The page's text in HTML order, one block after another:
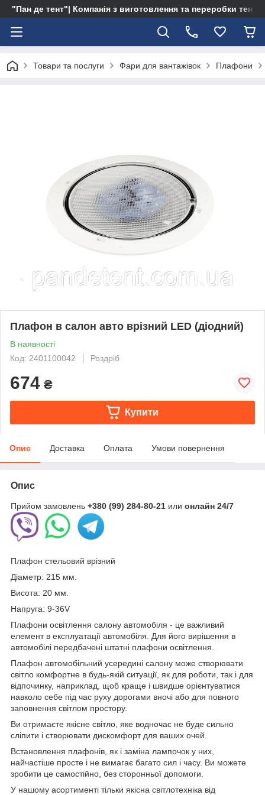
"Пан де тент"| Компанія з виготовлення та переробки тентів
Товари та послуги Фари для вантажівок Плафони
Плафон в салон авто врізний LED (діодний)
В наявності
Код: 2401100042
Роздріб
674 ₴
Купити
Опис Доставка Оплата Умови повернення
Опис
Прийом замовлень +380 (99) 284-80-21 или онлайн 24/7
Плафон стельовий врізний
Діаметр: 215 мм.
Висота: 20 мм.
Напруга: 9-36V
Плафони освітлення салону автомобіля - це важливий
елемент в експлуатації автомобіля. Для його вирішення в
автомобілі передбачені штатні плафони освітлення.
Плафон автомобільний усередині салону може створювати
світло комфортне в будь-якій ситуації, як для роботи, так і для
відпочинку, наприклад, щоб краще і швидше орієнтуватися
навколо себе під час руху дорогами вночі або для повного
заповнення світлом простору.
Ви отримаєте якісне світло, яке водночас не буде сильно
сліпити і створювати дискомфорт для ваших очей.
Встановлення плафонів, як і заміна лампочок у них,
найчастіше просте і не вимагає багато сил і часу. Ви можете
зробити це самостійно, без сторонньої допомоги.
У нашому асортименті тільки якісна світлотехніка від